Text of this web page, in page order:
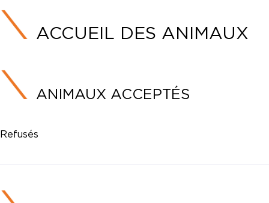
ACCUEIL DES ANIMAUX
ANIMAUX ACCEPTÉS
Refusés